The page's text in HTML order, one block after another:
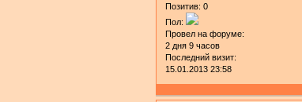
Позитив: 0
Пол:
Провел на форуме:
2 дня 9 часов
Последний визит:
15.01.2013 23:58